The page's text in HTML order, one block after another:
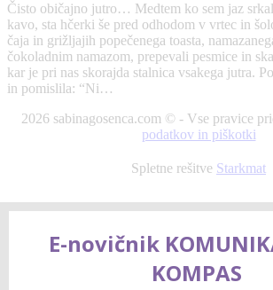
Čisto običajno jutro… Medtem ko sem jaz
kavo, sta hčerki še pred odhodom v vrtec in
čaja in grižljajih popečenega toasta,
čokoladnim namazom, prepevali pesmice in
kar je pri nas skorajda stalnica vsakega jutra.
in pomislila: “Ni…
2026 sabinagosenca.com © - Vse pravice
podatkov in piškotki
Spletne rešitve Starkmat